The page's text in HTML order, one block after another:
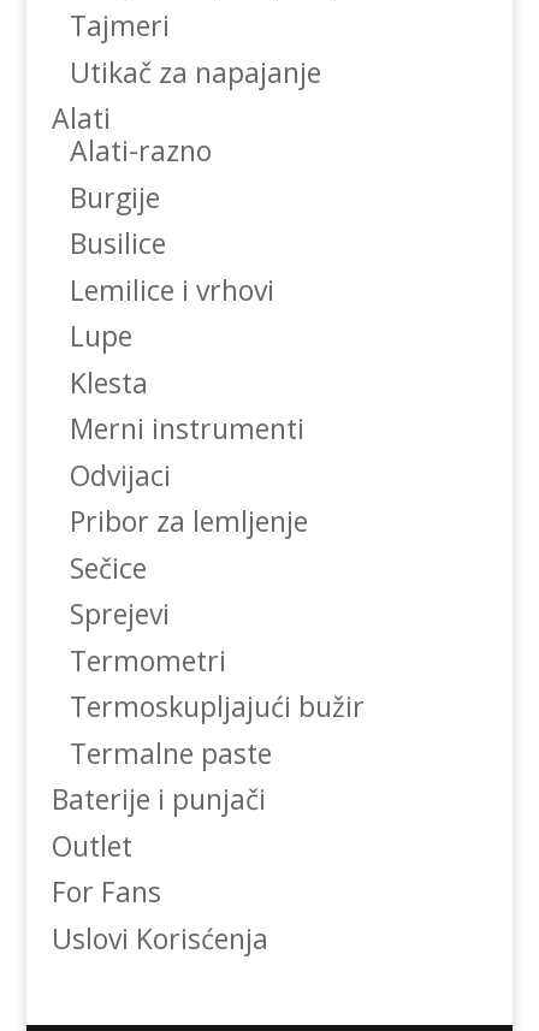
Tajmeri
Utikač za napajanje
Alati
Alati-razno
Burgije
Busilice
Lemilice i vrhovi
Lupe
Klesta
Merni instrumenti
Odvijaci
Pribor za lemljenje
Sečice
Sprejevi
Termometri
Termoskupljajući bužir
Termalne paste
Baterije i punjači
Outlet
For Fans
Uslovi Korisćenja